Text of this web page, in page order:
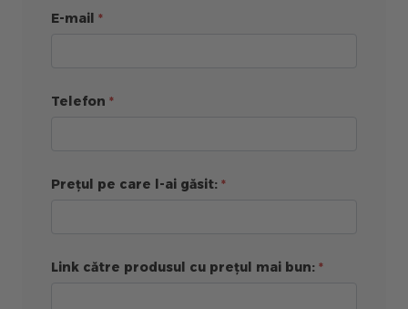
E-mail
Telefon
Prețul pe care l-ai găsit:
Link către produsul cu prețul mai bun: